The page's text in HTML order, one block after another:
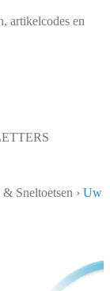
artikelcodes en
Sneltoetsen › Uw